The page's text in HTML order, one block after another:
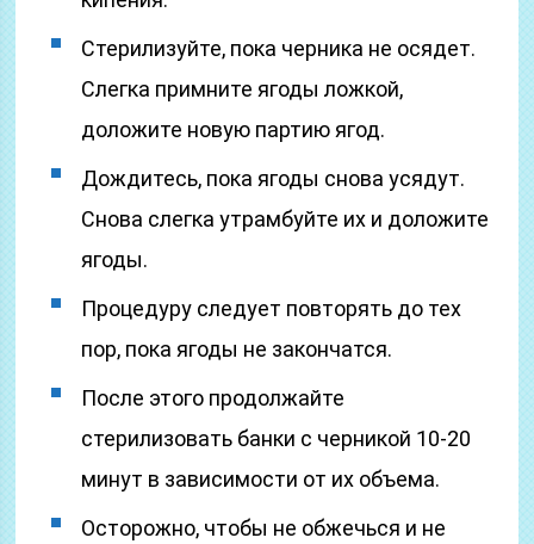
Стерилизуйте, пока черника не осядет.
Слегка примните ягоды ложкой,
доложите новую партию ягод.
Дождитесь, пока ягоды снова усядут.
Снова слегка утрамбуйте их и доложите
ягоды.
Процедуру следует повторять до тех
пор, пока ягоды не закончатся.
После этого продолжайте
стерилизовать банки с черникой 10-20
минут в зависимости от их объема.
Осторожно, чтобы не обжечься и не